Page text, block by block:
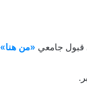
«من هنا»